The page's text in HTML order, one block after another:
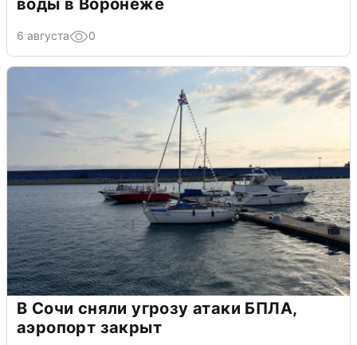
воды в Воронеже
6 августа 0
В Сочи сняли угрозу атаки БПЛА,
аэропорт закрыт